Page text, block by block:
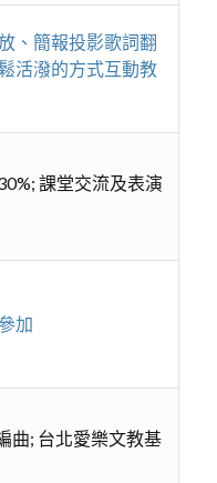
、簡報投影歌詞翻
活潑的方式互動教
課堂交流及表演
加
曲; 台北愛樂文教基